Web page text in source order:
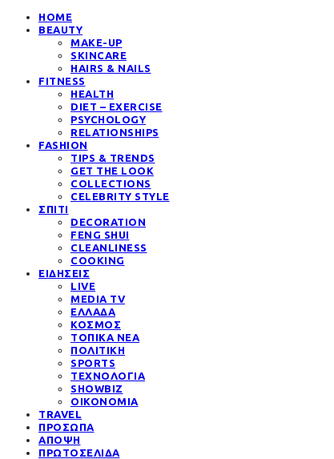
HOME
BEAUTY
MAKE-UP
SKINCARE
HAIRS & NAILS
FITNESS
HEALTH
DIET – EXERCISE
PSYCHOLOGY
RELATIONSHIPS
FASHION
TIPS & TRENDS
GET THE LOOK
COLLECTIONS
CELEBRITY STYLE
ΣΠΙΤΙ
DECORATION
FENG SHUI
CLEANLINESS
COOKING
ΕΙΔΗΣΕΙΣ
LIVE
MEDIA TV
ΕΛΛΑΔΑ
ΚΟΣΜΟΣ
ΤΟΠΙΚΑ ΝΕΑ
ΠΟΛΙΤΙΚΗ
SPORTS
ΤΕΧΝΟΛΟΓΙΑ
SHOWBIZ
ΟΙΚΟΝΟΜΙΑ
TRAVEL
ΠΡΟΣΩΠΑ
ΑΠΟΨΗ
ΠΡΩΤΟΣΕΛΙΔΑ